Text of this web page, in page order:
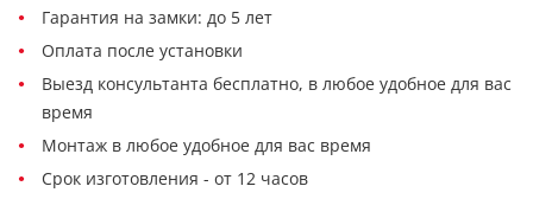
Гарантия на замки: до 5 лет
Оплата после установки
Выезд консультанта бесплатно, в любое удобное для вас
время
Монтаж в любое удобное для вас время
Срок изготовления - от 12 часов